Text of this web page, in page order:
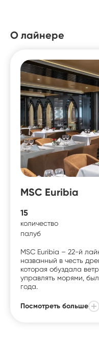
О лайнере
MSC Euribia
15
количество
палуб
MSC Euribia – 22-й
названный в честь
которая обуздала
управлять морями,
года.
Посмотреть больше